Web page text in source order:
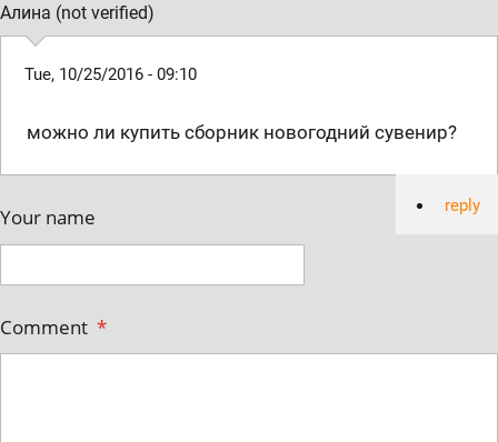
Алина (not verified)
Tue, 10/25/2016 - 09:10
можно ли купить сборник новогодний сувенир?
reply
Your name
Comment *